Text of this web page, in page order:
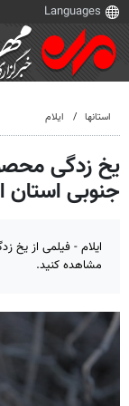
استانها ایلام
یخ زدگی
جنوبی استان
ایلام - فیلمی از یخ
مشاهده کنید.